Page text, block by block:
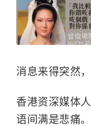
消息来得突然
香港资深媒体
语间满是悲痛